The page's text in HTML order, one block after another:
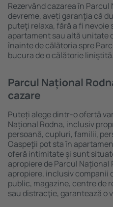
Rezervând cazarea în Parcul
devreme, aveți garanţia că
puteţi relaxa, fără a fi nevoie
apartament sau altă unitate
înainte de călătoria spre
bucura de o călătorie liniştită.
Parcul Național
cazare
Puteți alege dintr-o ofertă
Național Rodna, inclusiv
persoană, cupluri, familii,
Oaspeţii pot sta în
oferă intimitate și sunt
apropiere de Parcul Național
apropiere, inclusiv
public, magazine, centre de
sau distracţie, garantează o